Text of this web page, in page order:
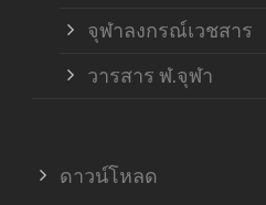
จุฬาลงกรณ์เวชสาร
วารสาร ฬ.จุฬา
ดาวน์โหลด